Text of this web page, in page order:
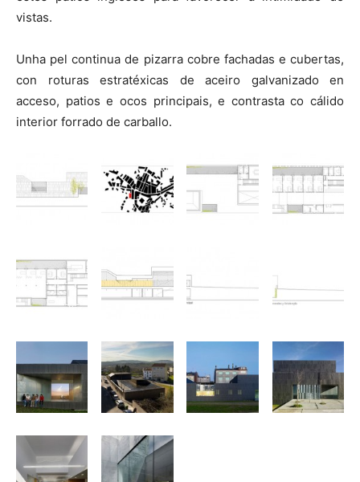
vistas.
Unha pel continua de pizarra cobre fachadas e cubertas,
con roturas estratéxicas de aceiro galvanizado en
acceso, patios e ocos principais, e contrasta co cálido
interior forrado de carballo.